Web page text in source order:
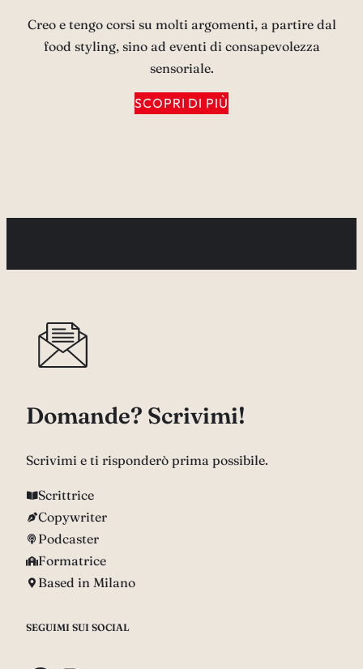
Creo e tengo corsi su molti argomenti, a partire dal
food styling, sino ad eventi di consapevolezza
sensoriale.
SCOPRI DI PIÙ
Domande? Scrivimi!
Scrivimi e ti risponderò prima possibile.
Scrittrice
Copywriter
Podcaster
Formatrice
Based in Milano
SEGUIMI SUI SOCIAL